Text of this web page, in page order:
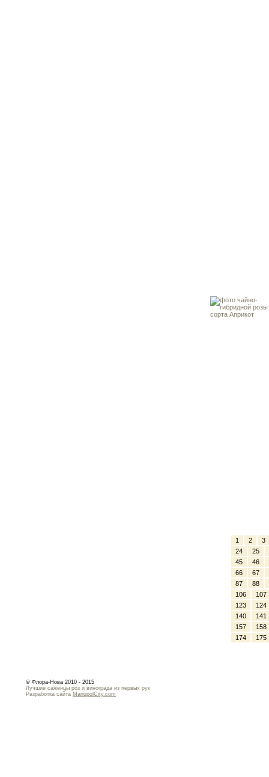
1 2
3
24
25
45
46
66
67
87
88
106
107
123
124
140
141
157
158
174
175
© Флора-Нова 2010 - 2015
Лучшие саженцы роз и винограда из первых рук
Разработка сайта MariupolCity.com